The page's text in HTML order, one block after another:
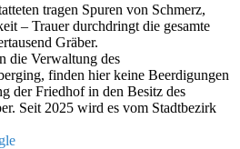
tragen Spuren von Schmerz,
– Trauer durchdringt die gesamte
Gräber.
die Verwaltung des
finden hier keine Beerdigungen
der Friedhof in den Besitz des
Seit 2025 wird es vom Stadtbezirk